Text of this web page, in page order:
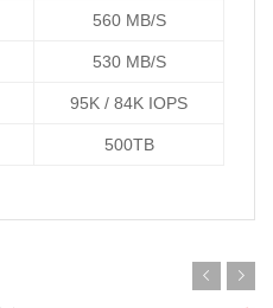
560 MB/S
530 MB/S
95K / 84K IOPS
500TB